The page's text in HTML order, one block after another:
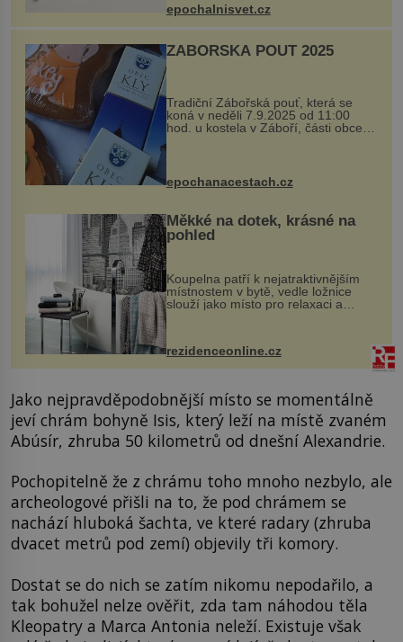
kovový...
epochalnisvet.cz
ZÁBOŘSKÁ POUŤ 2025
Tradiční Zábořská pouť, která se
koná v neděli 7.9.2025 od 11:00
hod. u kostela v Záboří, části obce
Kly u Mělníka. V programu naleznete
komentovanou prohlídku kostela,
epochanacestach.cz
Měkké na dotek, krásné na
pohled
Koupelna patří k nejatraktivnějším
místnostem v bytě, vedle ložnice
slouží jako místo pro relaxaci a
odpočinek. Koupelnový textil –
ručníky, osušky a koberečky –
proutku...
rezidenceonline.cz
Jako nejpravděpodobnější místo se momentálně
jeví chrám bohyně Isis, který leží na místě zvaném
Abúsír, zhruba 50 kilometrů od dnešní Alexandrie.
Pochopitelně že z chrámu toho mnoho nezbylo, ale
archeologové přišli na to, že pod chrámem se
nachází hluboká šachta, ve které radary (zhruba
dvacet metrů pod zemí) objevily tři komory.
Dostat se do nich se zatím nikomu nepodařilo, a
tak bohužel nelze ověřit, zda tam náhodou těla
Kleopatry a Marca Antonia neleží. Existuje však